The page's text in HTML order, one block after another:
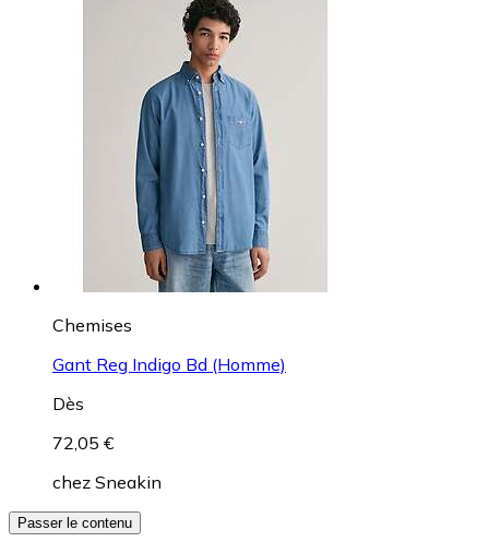
Chemises
Gant Reg Indigo Bd (Homme)
Dès
72,05 €
chez Sneakin
Passer le contenu